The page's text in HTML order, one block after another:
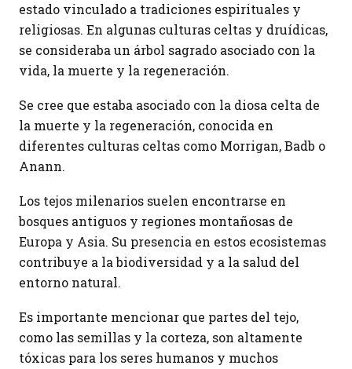
estado vinculado a tradiciones espirituales y
religiosas. En algunas culturas celtas y druídicas,
se consideraba un árbol sagrado asociado con la
vida, la muerte y la regeneración.
Se cree que estaba asociado con la diosa celta de
la muerte y la regeneración, conocida en
diferentes culturas celtas como Morrigan, Badb o
Anann.
Los tejos milenarios suelen encontrarse en
bosques antiguos y regiones montañosas de
Europa y Asia. Su presencia en estos ecosistemas
contribuye a la biodiversidad y a la salud del
entorno natural.
Es importante mencionar que partes del tejo,
como las semillas y la corteza, son altamente
tóxicas para los seres humanos y muchos